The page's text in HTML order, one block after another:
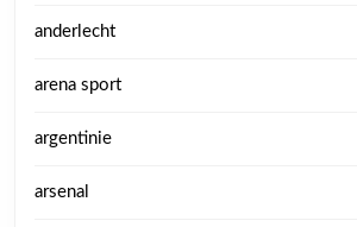
anderlecht
arena sport
argentinie
arsenal